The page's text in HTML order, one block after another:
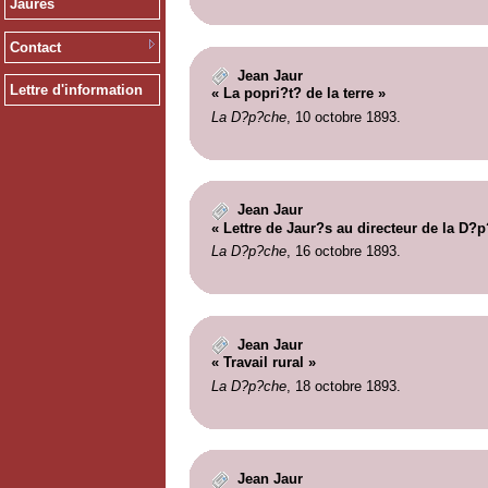
Jaurès
Contact
Lettre d'information
Jean Jaur
« La popri?t? de la terre »
La D?p?che, 10 octobre 1893.
Jean Jaur
« Lettre de Jaur?s au directeur de la
La D?p?che, 16 octobre 1893.
Jean Jaur
« Travail rural »
La D?p?che, 18 octobre 1893.
Jean Jaur